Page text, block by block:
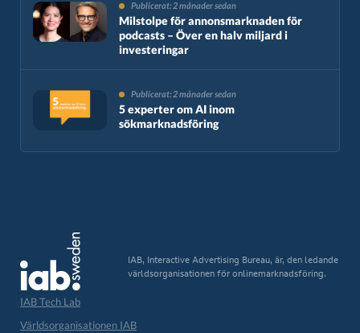
Publicerat: 2 månader sedan
Milstolpe för annonsmarknaden för
podcasts – Över en halv miljard i
investeringar
Publicerat: 2 månader sedan
5 experter om AI inom
sökmarknadsföring
IAB, Interactive Advertising Bureau, är, den ledande
världsorganisationen för onlinemarknadsföring.
IAB Tech Lab
Världsorganisationen IAB